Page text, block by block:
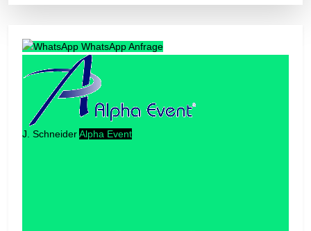
WhatsApp Anfrage
J. SchneiderAlpha Event